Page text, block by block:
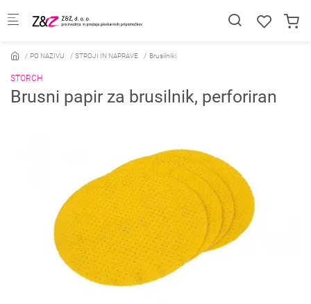
PO NAZIVU STROJI IN NAPRAVE Brusilniki
STORCH
Brusni papir za brusilnik, perforiran